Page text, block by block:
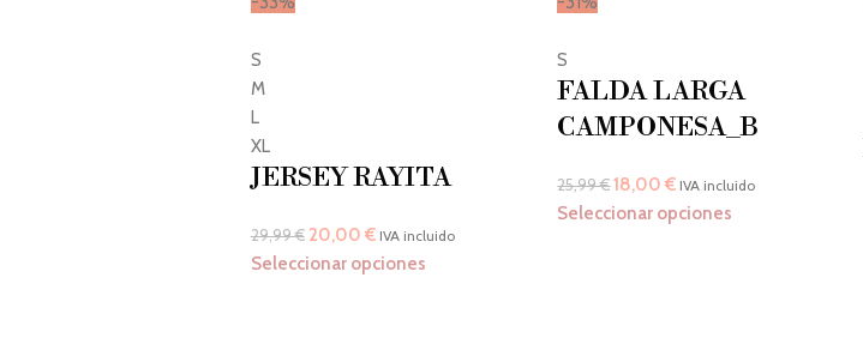
S
M
L
XL
JERSEY RAYITA
29,99€ 20,00 € IVA incluido
Seleccionar opciones
S
FALDA LARGA
CAMPONESA_B
25,99€18,00€ IVA incluido
Seleccionar opciones